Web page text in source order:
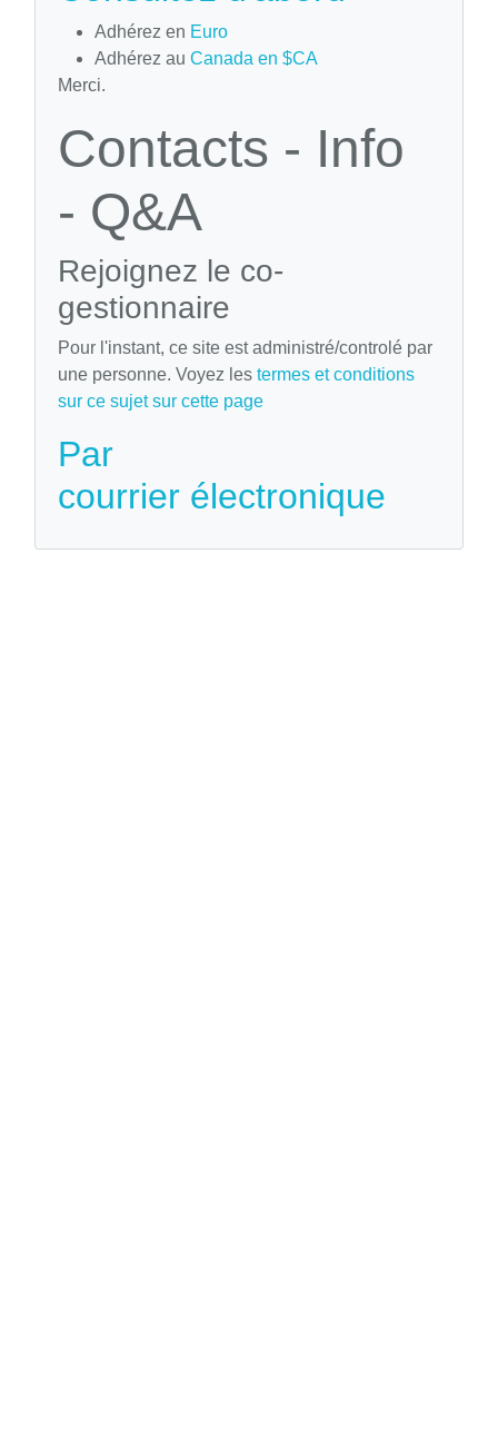
Adhérez en Euro
Adhérez au Canada en $CA
Merci.
Contacts - Info
- Q&A
Rejoignez le co-
gestionnaire
Pour l'instant, ce site est administré/controlé par
une personne. Voyez les termes et conditions
sur ce sujet sur cette page
Par
courrier électronique